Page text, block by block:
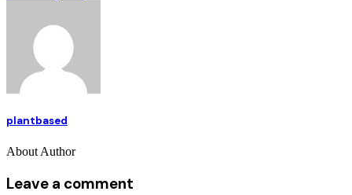
plantbased
About Author
1xnew
Leave a comment